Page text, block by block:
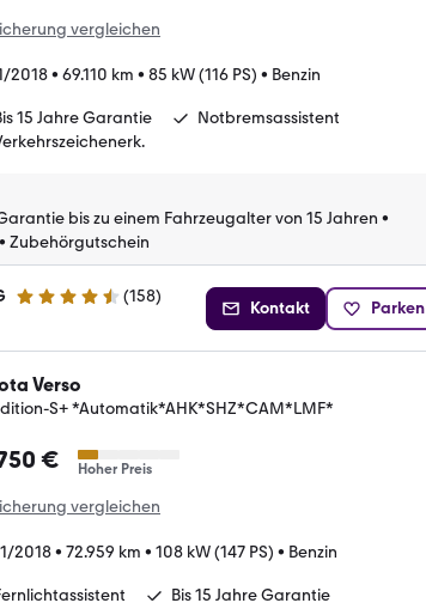
vergleichen
2018• 69.110 km • 85 kW (116 PS) • Benzin
15 Jahre Garantie
Notbremsassistent
bis zu einem Fahrzeugalter von 15 Jahren •
• Zubehörgutschein
4.6 Sterne (158)
Kontakt Parken
Verso
S+ *Automatik*AHK*SHZ*CAM*LMF*
€ Hoher Preis
vergleichen
2018• 72.959 km • 108 kW (147 PS) • Benzin
Bis 15 Jahre Garantie